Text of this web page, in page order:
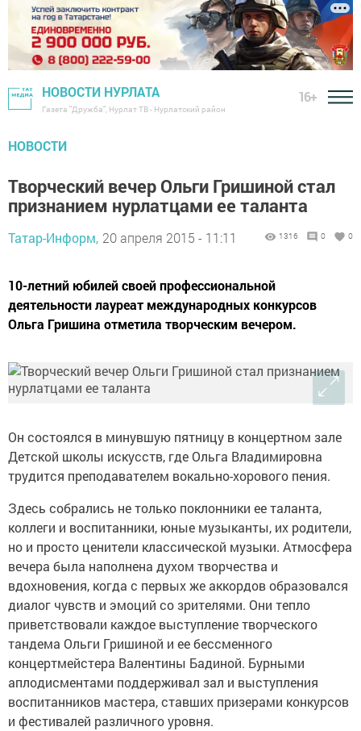
НОВОСТИ НУРЛАТА
Газета "Дружба", Нурлат ТВ - Нурлатский район
16+
НОВОСТИ
Творческий вечер Ольги Гришиной стал
признанием нурлатцами ее таланта
Татар-Информ, 20 апреля 2015 - 11:11 1316 0 0
10-летний юбилей своей профессиональной
деятельности лауреат международных конкурсов
Ольга Гришина отметила творческим вечером.
Он состоялся в минувшую пятницу в концертном зале
Детской школы искусств, где Ольга Владимировна
трудится преподавателем вокально-хорового пения.
Здесь собрались не только поклонники ее таланта,
коллеги и воспитанники, юные музыканты, их родители,
но и просто ценители классической музыки. Атмосфера
вечера была наполнена духом творчества и
вдохновения, когда с первых же аккордов образовался
диалог чувств и эмоций со зрителями. Они тепло
приветствовали каждое выступление творческого
тандема Ольги Гришиной и ее бессменного
концертмейстера Валентины Бадиной. Бурными
аплодисментами поддерживал зал и выступления
воспитанников мастера, ставших призерами конкурсов
и фестивалей различного уровня.